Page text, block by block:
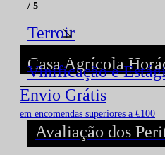
/ 5
Terroir
Casa Agrícola
Descubra todos os Vinhos deste
Vinificação e
Envio Grátis
em encomendas superiores a €100
Avaliação dos